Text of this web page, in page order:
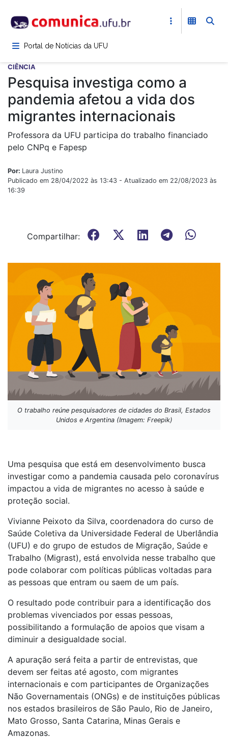
para
conteúdoPortal de Notícias da UFU
CIÊNCIA
Pesquisa investiga como a
pandemia afetou a vida dos
migrantes internacionais
Professora da UFU participa do trabalho financiado
pelo CNPq e Fapesp
Por: Laura Justino
Publicado em 28/04/2022 às 13:43 - Atualizado em 22/08/2023 às
16:39
Compartilhar:
O trabalho reúne pesquisadores de cidades do Brasil, Estados
Unidos e Argentina (Imagem: Freepik)
Uma pesquisa que está em desenvolvimento busca
investigar como a pandemia causada pelo coronavírus
impactou a vida de migrantes no acesso à saúde e
proteção social.
Vivianne Peixoto da Silva, coordenadora do curso de
Saúde Coletiva da Universidade Federal de Uberlândia
(UFU) e do grupo de estudos de Migração, Saúde e
Trabalho (Migrast), está envolvida nesse trabalho que
pode colaborar com políticas públicas voltadas para
as pessoas que entram ou saem de um país.
O resultado pode contribuir para a identificação dos
problemas vivenciados por essas pessoas,
possibilitando a formulação de apoios que visam a
diminuir a desigualdade social.
A apuração será feita a partir de entrevistas, que
devem ser feitas até agosto, com migrantes
internacionais e com participantes de Organizações
Não Governamentais (ONGs) e de instituições públicas
nos estados brasileiros de São Paulo, Rio de Janeiro,
Mato Grosso, Santa Catarina, Minas Gerais e
Amazonas.